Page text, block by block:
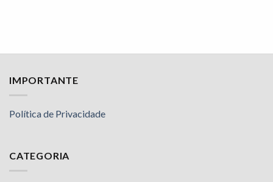
IMPORTANTE
Política de Privacidade
CATEGORIA